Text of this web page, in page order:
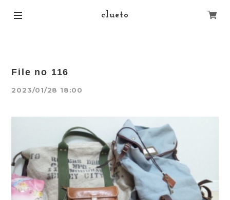
clueto
File no 116
2023/01/28 18:00